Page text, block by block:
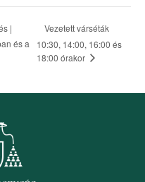
|
és a
Vezetett várséták
10:30, 14:00, 16:00 és
18:00 órakor